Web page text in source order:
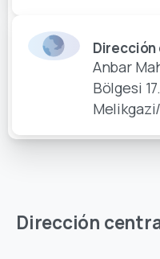
Dirección
Anbar
Bölgesi
Dirección